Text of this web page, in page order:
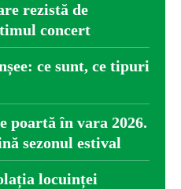
rezistă de
concert
ce sunt, ce tipuri
poartă în vara 2026.
sezonul estival
locuinței